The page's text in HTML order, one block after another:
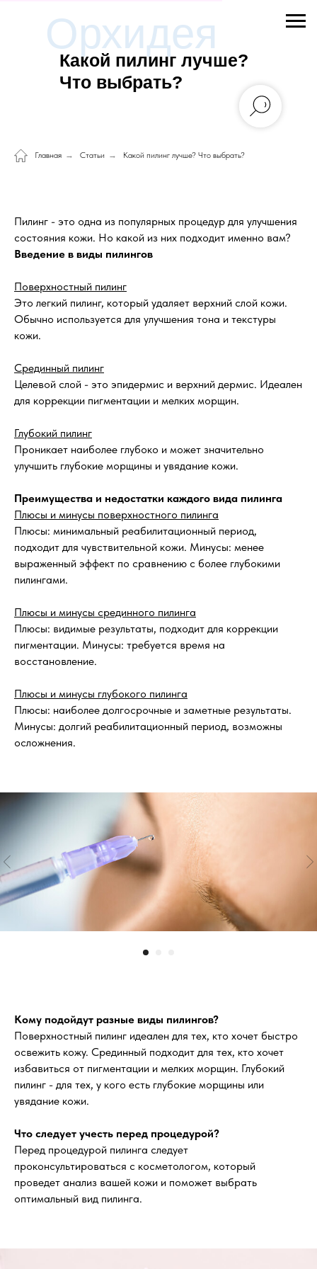
Орхидея
Какой пилинг лучше?
Что выбрать?
Главная → Статьи → Какой пилинг лучше? Что выбрать?
Пилинг - это одна из популярных процедур для улучшения
состояния кожи. Но какой из них подходит именно вам?
Введение в виды пилингов
Поверхностный пилинг
Это легкий пилинг, который удаляет верхний слой кожи.
Обычно используется для улучшения тона и текстуры
кожи.
Срединный пилинг
Целевой слой - это эпидермис и верхний дермис. Идеален
для коррекции пигментации и мелких морщин.
Глубокий пилинг
Проникает наиболее глубоко и может значительно
улучшить глубокие морщины и увядание кожи.
Преимущества и недостатки каждого вида пилинга
Плюсы и минусы поверхностного пилинга
Плюсы: минимальный реабилитационный период,
подходит для чувствительной кожи. Минусы: менее
выраженный эффект по сравнению с более глубокими
пилингами.
Плюсы и минусы срединного пилинга
Плюсы: видимые результаты, подходит для коррекции
пигментации. Минусы: требуется время на
восстановление.
Плюсы и минусы глубокого пилинга
Плюсы: наиболее долгосрочные и заметные результаты.
Минусы: долгий реабилитационный период, возможны
осложнения.
Кому подойдут разные виды пилингов?
Поверхностный пилинг идеален для тех, кто хочет быстро
освежить кожу. Срединный подходит для тех, кто хочет
избавиться от пигментации и мелких морщин. Глубокий
пилинг - для тех, у кого есть глубокие морщины или
увядание кожи.
Что следует учесть перед процедурой?
Перед процедурой пилинга следует
проконсультироваться с косметологом, который
проведет анализ вашей кожи и поможет выбрать
оптимальный вид пилинга.